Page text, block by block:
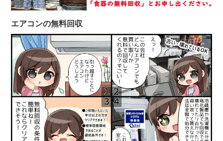
エアコンの無料回収